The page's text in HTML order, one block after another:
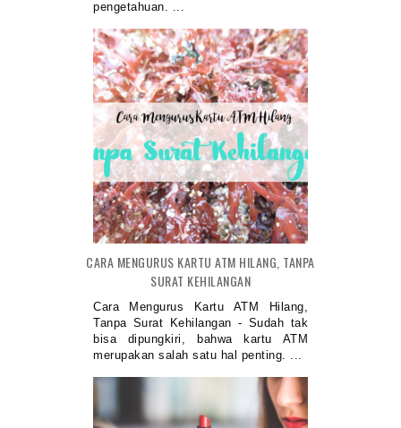
pengetahuan. ...
CARA MENGURUS KARTU ATM HILANG, TANPA
SURAT KEHILANGAN
Cara Mengurus Kartu ATM Hilang,
Tanpa Surat Kehilangan - Sudah tak
bisa dipungkiri, bahwa kartu ATM
merupakan salah satu hal penting. ...